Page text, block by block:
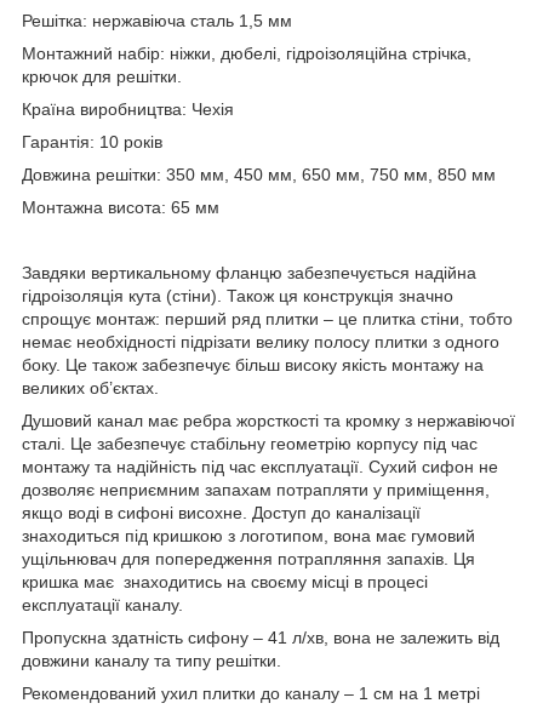
Решітка: нержавіюча сталь 1,5 мм
Монтажний набір: ніжки, дюбелі, гідроізоляційна стрічка,
крючок для решітки.
Країна виробництва: Чехія
Гарантія: 10 років
Довжина решітки: 350 мм, 450 мм, 650 мм, 750 мм, 850 мм
Монтажна висота: 65 мм
Завдяки вертикальному фланцю забезпечується надійна
гідроізоляція кута (стіни). Також ця конструкція значно
спрощує монтаж: перший ряд плитки – це плитка стіни, тобто
немає необхідності підрізати велику полосу плитки з одного
боку. Це також забезпечує більш високу якість монтажу на
великих об’єктах.
Душовий канал має ребра жорсткості та кромку з нержавіючої
сталі. Це забезпечує стабільну геометрію корпусу під час
монтажу та надійність під час експлуатації. Сухий сифон не
дозволяє неприємним запахам потрапляти у приміщення,
якщо воді в сифоні висохне. Доступ до каналізації
знаходиться під кришкою з логотипом, вона має гумовий
ущільнювач для попередження потрапляння запахів. Ця
кришка має знаходитись на своєму місці в процесі
експлуатації каналу.
Пропускна здатність сифону – 41 л/хв, вона не залежить від
довжини каналу та типу решітки.
Рекомендований ухил плитки до каналу – 1 см на 1 метрі